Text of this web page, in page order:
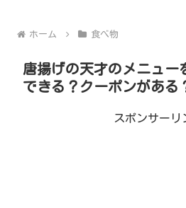
ホーム 食べ物
唐揚げの天才のメニュー
できる？クーポンがある
スポンサーリ